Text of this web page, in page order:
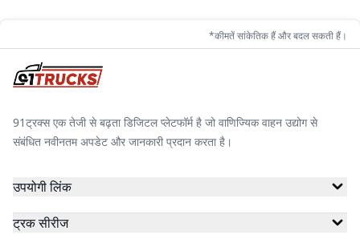
*कीमतें सांकेतिक हैं और बदल सकती हैं।
91ट्रक्स एक तेजी से बढ़ता डिजिटल प्लेटफॉर्म है जो वाणिज्यिक वाहन उद्योग से
संबंधित नवीनतम अपडेट और जानकारी प्रदान करता है।
उपयोगी लिंक
ट्रक सीरीज